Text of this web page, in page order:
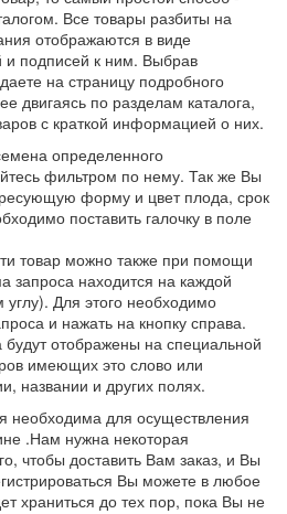
Все товары разбиты на
отображаются в виде
и подписей к ним. Выбрав
на страницу подробного
двигаясь по разделам каталога,
с краткой информацией о них.
определенного
фильтром по нему. Так же Вы
форму и цвет плода, срок
поставить галочку в поле
товар можно также при помощи
запроса находится на каждой
Для этого необходимо
и нажать на кнопку справа.
будут отображены на специальной
имеющих это слово или
названии и других полях.
необходима для осуществления
.Нам нужна некоторая
чтобы доставить Вам заказ, и Вы
Вы можете в любое
храниться до тех пор, пока Вы не